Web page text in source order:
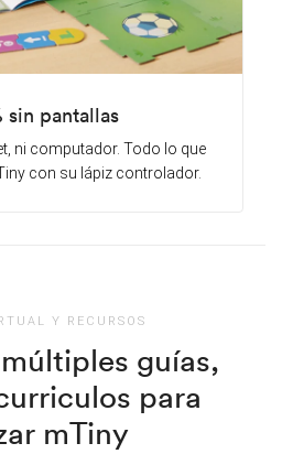
sin pantallas
ni computador. Todo lo que
con su lápiz controlador.
Y RECURSOS
guías,
para
mTiny